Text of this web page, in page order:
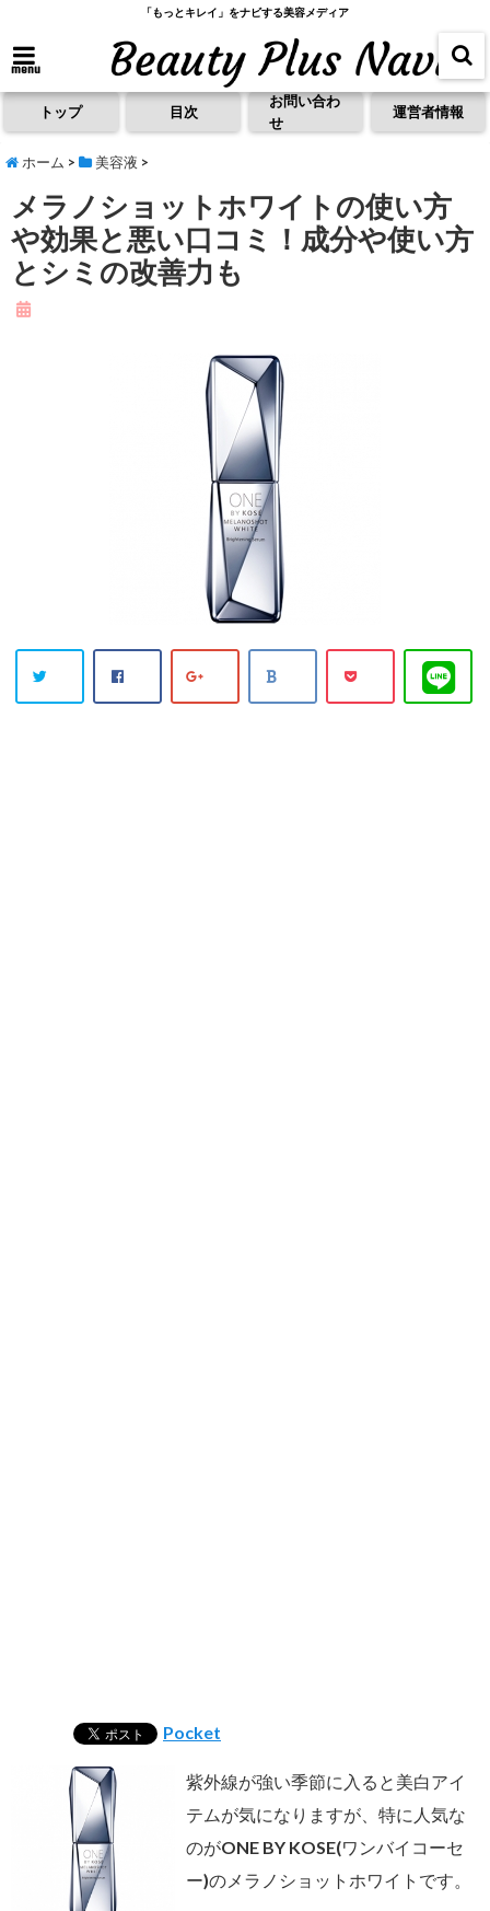
「もっとキレイ」をナビする美容メディア
menu
トップ 目次
お問い合わ
せ
運営者情報
ホーム > 美容液 >
メラノショットホワイトの使い方
や効果と悪い口コミ！成分や使い方
とシミの改善力も
Pocket
紫外線が強い季節に入ると美白アイ
テムが気になりますが、特に人気な
のがONE BY KOSE(ワンバイコーセ
ー)のメラノショットホワイトです。